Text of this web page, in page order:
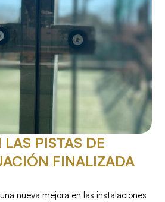
PISTAS DE
FINALIZADA
nueva mejora en las instalaciones